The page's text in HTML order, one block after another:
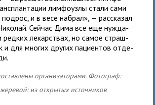
лим­фо­узлы стали сами
и в весе набрал», — рас­ска­зал
Сейчас Дима все еще нуж­да­
ред­ких лекар­ствах, но самое страш­
и для мно­гих дру­гих паци­ен­тов отде­
организаторами. Фотограф:
из открытых источников